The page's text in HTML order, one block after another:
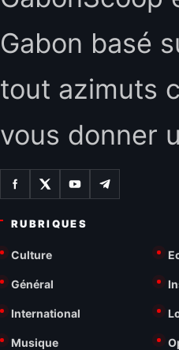
Gabon basé
tout azimuts
vous donner
RUBRIQUES
Culture
Général
International
Musique